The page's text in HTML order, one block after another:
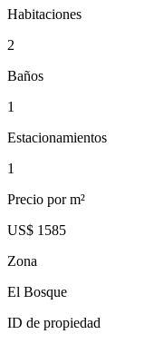
Habitaciones
2
Baños
1
Estacionamientos
1
Precio por m²
US$ 1585
Zona
El Bosque
ID de propiedad